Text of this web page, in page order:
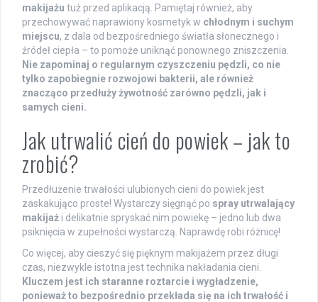
makijażu tuż przed aplikacją. Pamiętaj również, aby
przechowywać naprawiony kosmetyk w chłodnym i suchym
miejscu, z dala od bezpośredniego światła słonecznego i
źródeł ciepła – to pomoże uniknąć ponownego zniszczenia.
Nie zapominaj o regularnym czyszczeniu pędzli, co nie
tylko zapobiegnie rozwojowi bakterii, ale również
znacząco przedłuży żywotność zarówno pędzli, jak i
samych cieni.
Jak utrwalić cień do powiek – jak to
zrobić?
Przedłużenie trwałości ulubionych cieni do powiek jest
zaskakująco proste! Wystarczy sięgnąć po spray utrwalający
makijaż i delikatnie spryskać nim powiekę – jedno lub dwa
psiknięcia w zupełności wystarczą. Naprawdę robi różnicę!
Co więcej, aby cieszyć się pięknym makijażem przez długi
czas, niezwykle istotna jest technika nakładania cieni.
Kluczem jest ich staranne roztarcie i wygładzenie,
ponieważ to bezpośrednio przekłada się na ich trwałość i